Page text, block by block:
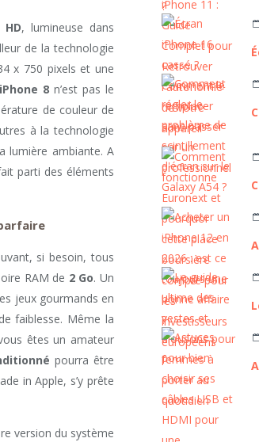
HD, lumineuse dans
de la technologie
x 750 pixels et une
iPhone 8n’est pas le
de couleur de
à la technologie
lumière ambiante. A
parti des éléments
si besoin, tous
RAM de 2 Go. Un
jeux gourmands en
faiblesse. Même la
êtes un amateur
pourra être
in Apple, s’y prête
version du système